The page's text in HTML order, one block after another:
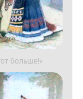
больше!»